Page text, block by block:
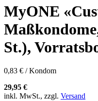
57H
57K
60E
60F
60G
60H
60K
60L
64E
64F
MyONE
St.),
0,83 € / Kondom
29,95 €
inkl. MwSt., zzgl. Versand